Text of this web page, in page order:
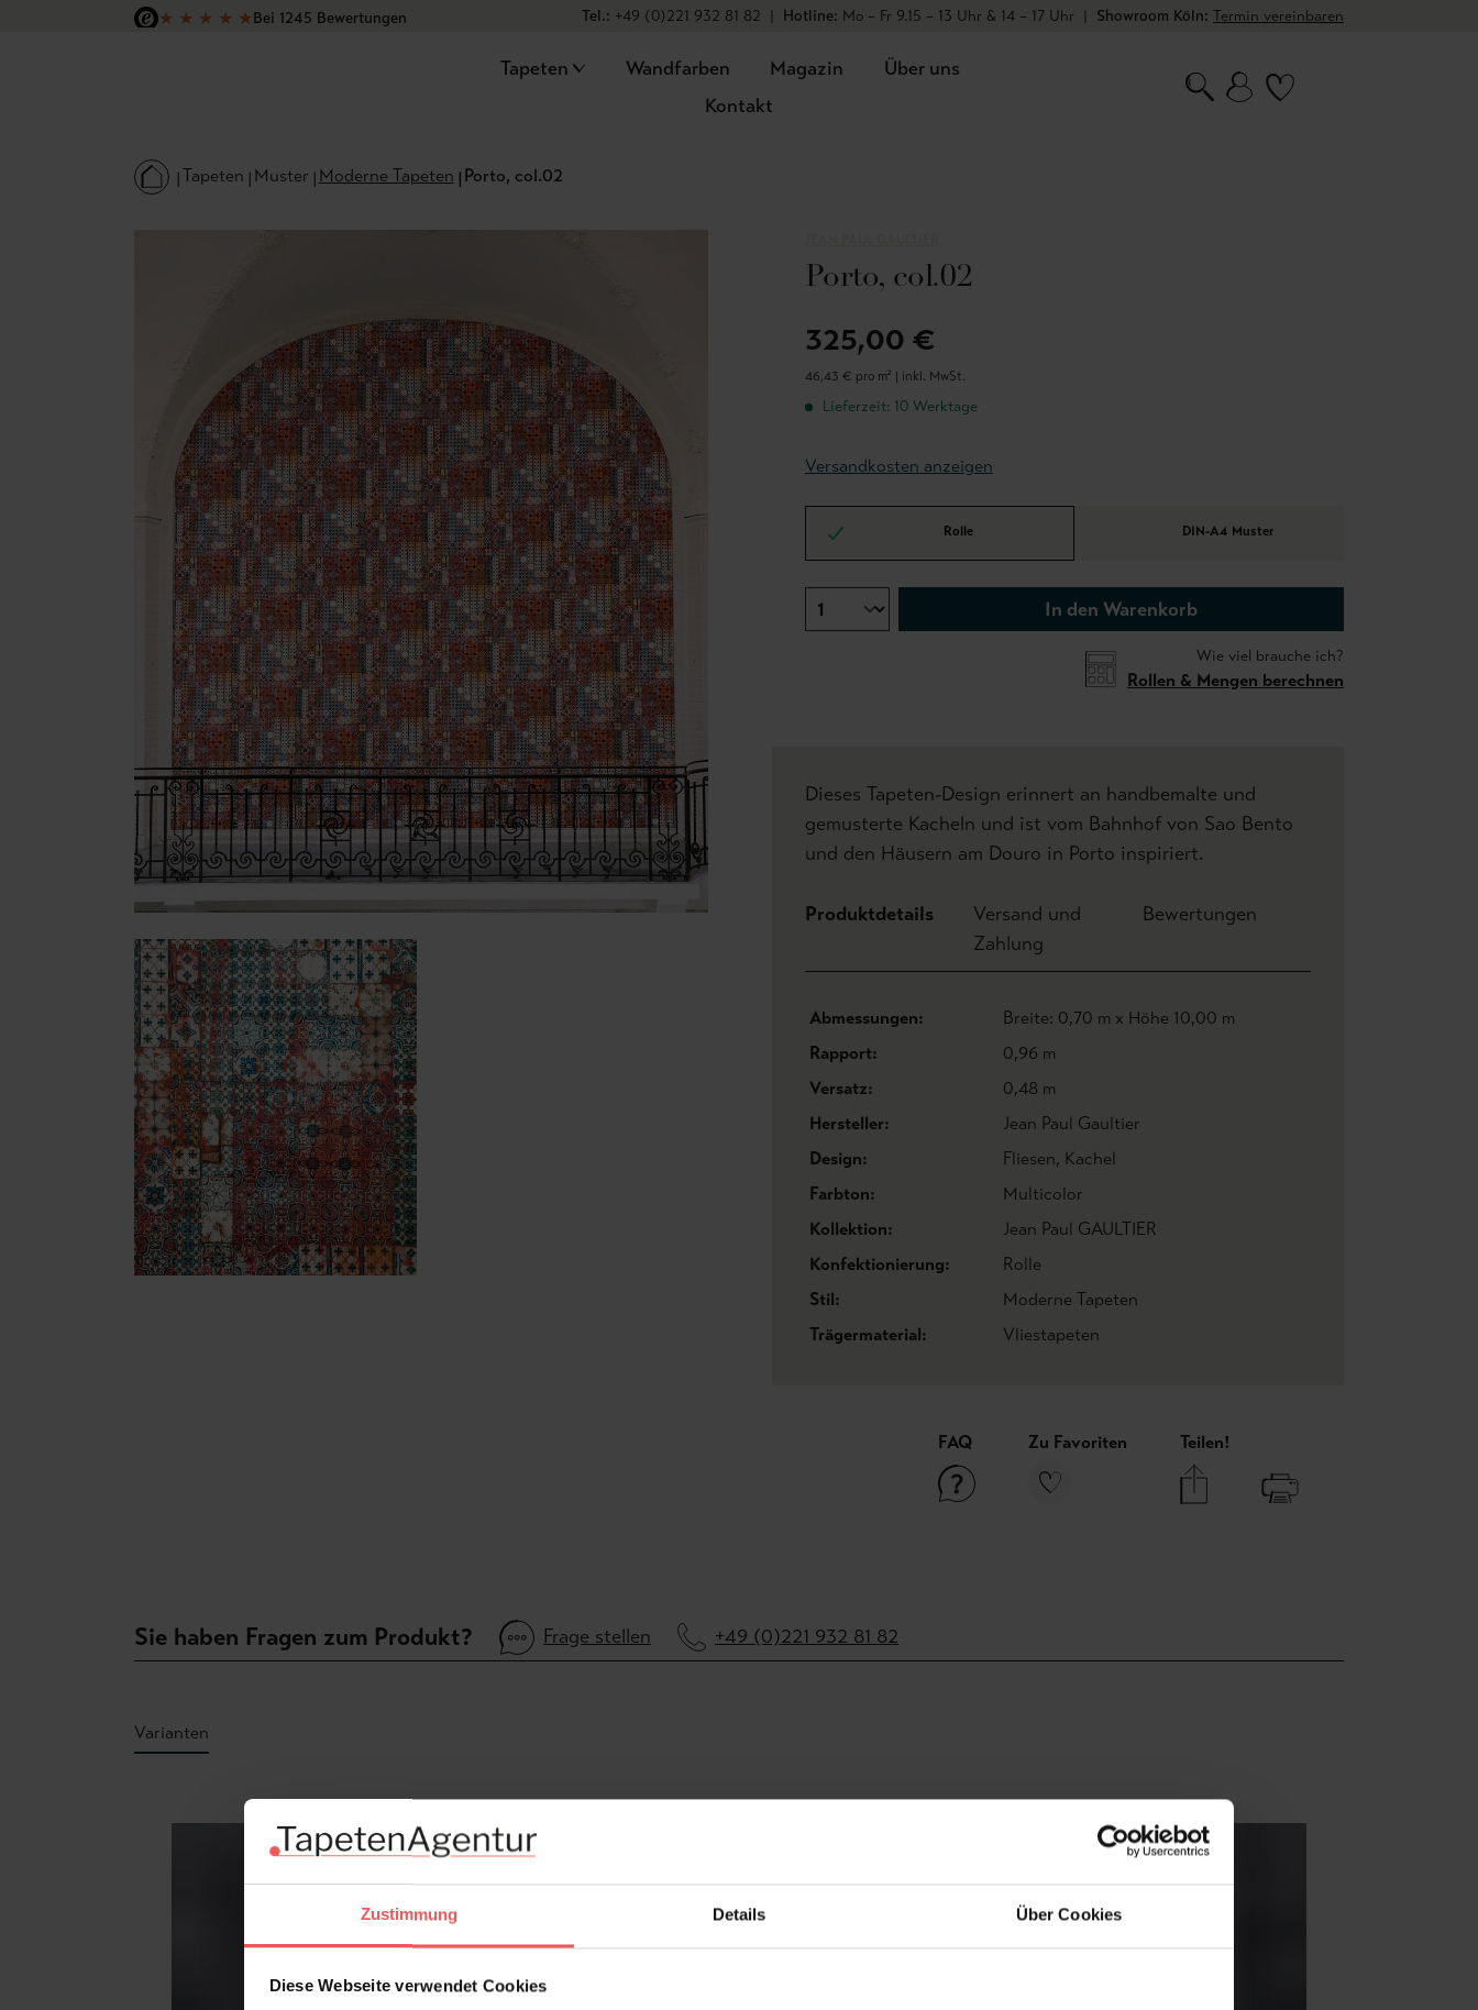
Zustimmung Details Über Cookies
Diese Webseite verwendet Cookies
Hauptinhalt springen
Zur Suche springen
Zur Hauptnavigation springen
★ ★ ★ ★ ★Bei 1245 Bewertungen
Tel.: +49 (0)221 932 81 82 | Hotline: Mo – Fr 9.15 – 13 Uhr & 14 – 17 Uhr | Showroom Köln: Termin vereinbaren
Tapeten Wandfarben Magazin
Über uns
Kontakt
Tapeten Muster Moderne Tapeten Porto, col.02
Porto, col.02
325,00 €
46,43 € pro m² | inkl. MwSt.
Lieferzeit: 10 Werktage
Versandkosten anzeigen
Rolle DIN-A4 Muster
In den Warenkorb
Wie viel brauche ich?
Rollen & Mengen berechnen
Dieses Tapeten-Design erinnert an handbemalte und
gemusterte Kacheln und ist vom Bahnhof von Sao Bento
und den Häusern am Douro in Porto inspiriert.
Produktdetails
Versand und
Zahlung
Bewertungen
Abmessungen:
Breite: 0,70 m x Höhe 10,00 m
Rapport:
0,96 m
Versatz:
0,48 m
Hersteller:
Jean Paul Gaultier
Design:
Fliesen, Kachel
Farbton:
Multicolor
Kollektion:
Jean Paul GAULTIER
Konfektionierung:
Rolle
Stil:
Moderne Tapeten
Trägermaterial:
Vliestapeten
FAQ Zu Favoriten Teilen!
Sie haben Fragen zum Produkt? Frage stellen +49 (0)221 932 81 82
Varianten
Produktgalerie überspringen